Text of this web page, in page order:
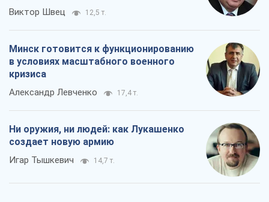
Виктор Швец 12,5 т.
Минск готовится к функционированию
в условиях масштабного военного
кризиса
Александр Левченко 17,4 т.
Ни оружия, ни людей: как Лукашенко
создает новую армию
Игар Тышкевич 14,7 т.